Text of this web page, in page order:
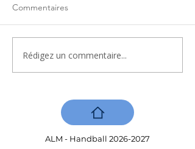
Commentaires
Rédigez un commentaire...
ALM - Handball 2026-2027